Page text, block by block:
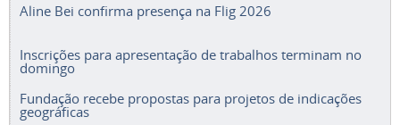
Aline Bei confirma presença na Flig 2026
Inscrições para apresentação de trabalhos terminam no
domingo
Fundação recebe propostas para projetos de indicações
geográficas